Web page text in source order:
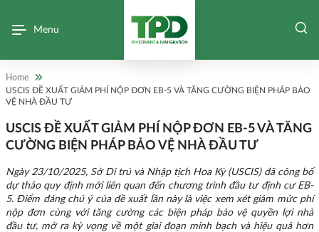
Menu
Home
USCIS ĐỀ XUẤT GIẢM PHÍ NỘP ĐƠN EB-5 VÀ TĂNG CƯỜNG BIỆN PHÁP BẢO
VỆ NHÀ ĐẦU TƯ
USCIS ĐỀ XUẤT GIẢM PHÍ NỘP ĐƠN EB-5 VÀ TĂNG
CƯỜNG BIỆN PHÁP BẢO VỆ NHÀ ĐẦU TƯ
Ngày 23/10/2025, Sở Di trú và Nhập tịch Hoa Kỳ (USCIS) đã công bố
dự thảo quy định mới liên quan đến chương trình đầu tư định cư EB-
5. Điểm đáng chú ý của đề xuất lần này là việc xem xét giảm mức phí
nộp đơn cùng với tăng cường các biện pháp bảo vệ quyền lợi nhà
đầu tư, mở ra kỳ vọng về một giai đoạn minh bạch và hiệu quả hơn